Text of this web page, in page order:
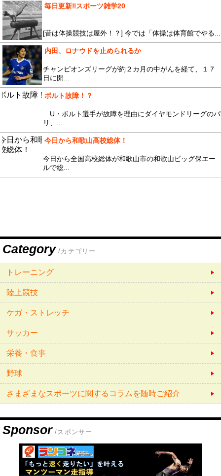
毎日更新‼︎スポーツ雑学20
[昔は体操競技は屋外！？] 今では「体操は体育館でやる...
内田、ロナウドを止められるか
チャンピオンズリーグが約２カ月の中がんを経て、１７
日に開...
ボルト故障！？
U・ボルト選手が故障を理由にダイヤモンドリーグのパ
リ、...
今日から和歌山高校総体！
今日から全国高校総体が和歌山市の和歌山ビッグ保エー
ルで総...
Category /カテゴリー
トレーニング
陸上競技
ケガ・ストレッチ
サッカー
栄養・食事
野球
さまざまなスポーツに関するコラムを随時ご紹介
Sponsor /スポンサー